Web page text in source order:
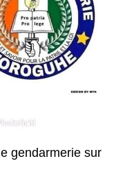
gendarmerie sur